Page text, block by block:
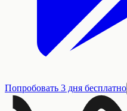
Попробовать 3 дня бесплатно